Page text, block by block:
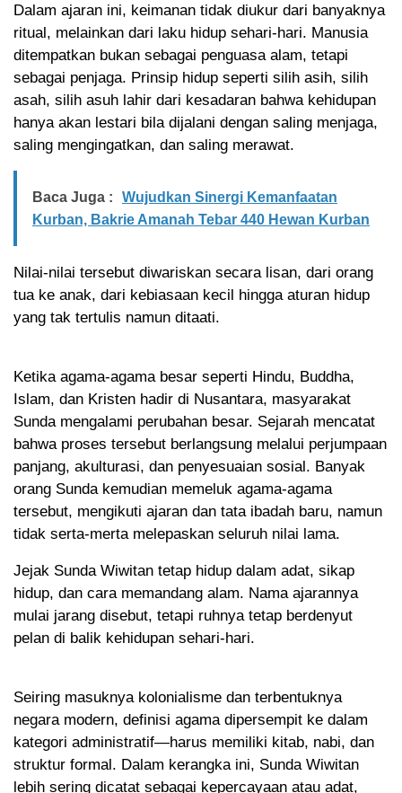
Dalam ajaran ini, keimanan tidak diukur dari banyaknya
ritual, melainkan dari laku hidup sehari-hari. Manusia
ditempatkan bukan sebagai penguasa alam, tetapi
sebagai penjaga. Prinsip hidup seperti silih asih, silih
asah, silih asuh lahir dari kesadaran bahwa kehidupan
hanya akan lestari bila dijalani dengan saling menjaga,
saling mengingatkan, dan saling merawat.
Baca Juga :
Wujudkan Sinergi Kemanfaatan
Kurban, Bakrie Amanah Tebar 440 Hewan Kurban
Nilai-nilai tersebut diwariskan secara lisan, dari orang
tua ke anak, dari kebiasaan kecil hingga aturan hidup
yang tak tertulis namun ditaati.
Ketika agama-agama besar seperti Hindu, Buddha,
Islam, dan Kristen hadir di Nusantara, masyarakat
Sunda mengalami perubahan besar. Sejarah mencatat
bahwa proses tersebut berlangsung melalui perjumpaan
panjang, akulturasi, dan penyesuaian sosial. Banyak
orang Sunda kemudian memeluk agama-agama
tersebut, mengikuti ajaran dan tata ibadah baru, namun
tidak serta-merta melepaskan seluruh nilai lama.
Jejak Sunda Wiwitan tetap hidup dalam adat, sikap
hidup, dan cara memandang alam. Nama ajarannya
mulai jarang disebut, tetapi ruhnya tetap berdenyut
pelan di balik kehidupan sehari-hari.
Seiring masuknya kolonialisme dan terbentuknya
negara modern, definisi agama dipersempit ke dalam
kategori administratif—harus memiliki kitab, nabi, dan
struktur formal. Dalam kerangka ini, Sunda Wiwitan
lebih sering dicatat sebagai kepercayaan atau adat,